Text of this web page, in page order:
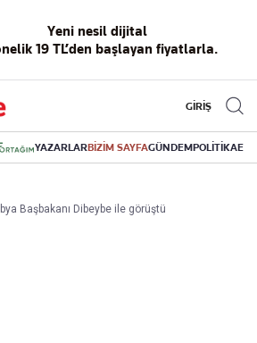
dijital arşiv
Akıllı haber
asistanı
Eski gazeteleri
indirme
canlı soru
cevap
GİRİŞ
YAZARLARBİZİM SAYFAGÜNDEMPOLİTİKA
Başbakanı Dibeybe ile görüştü